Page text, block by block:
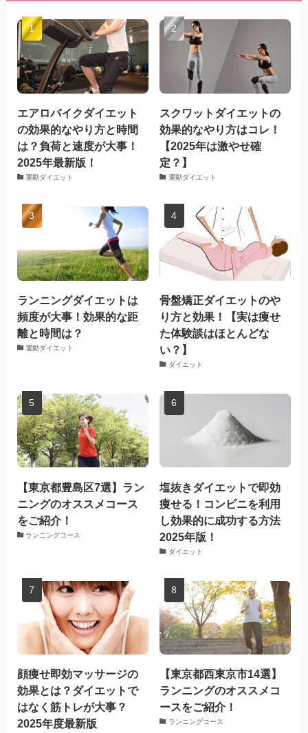
エアロバイクダイエット
の効果的なやり方と時間
は？負荷と速度が大事！
2025年最新版！
運動ダイエット
スクワットダイエットの
効果的なやり方はコレ！
【2025年は激やせ確
定？】
運動ダイエット
ランニングダイエットは
頻度が大事！効果的な距
離と時間は？
運動ダイエット
骨盤矯正ダイエットのや
り方と効果！【実は痩せ
た体験談はほとんどな
い？】
ダイエット
【東京都豊島区7選】ラン
ニングのオススメコース
をご紹介！
ランニングコース
塩抜きダイエットで即効
痩せる！コンビニを利用
し効果的に成功する方法
2025年版！
ダイエット
顔痩せ即効マッサージの
効果とは？ダイエットで
はなく筋トレが大事？
2025年度最新版
【東京都西東京市14選】
ランニングのオススメコ
ースをご紹介！
ランニングコース